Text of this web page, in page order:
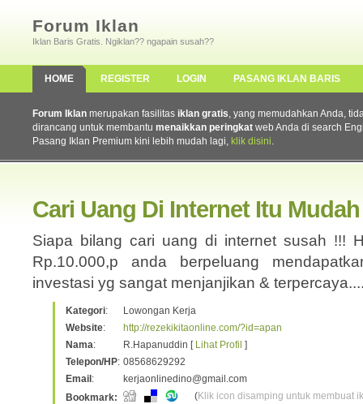
Forum Iklan
Iklan Baris Gratis. Ngiklan?? ngapain susah??
HOME REGISTER LOGIN PASANG IKLAN BARIS
Forum Iklan merupakan fasilitas iklan gratis, yang memudahkan Anda,
dirancang untuk membantu menaikkan peringkat web Anda di search
Pasang Iklan Premium kini lebih mudah lagi, klik disini.
Cari Uang Di Internet Itu
Siapa bilang cari uang di internet susah !!!
Rp.10.000,p anda berpeluang
investasi yg sangat menjanjikan &
Kategori:
Lowongan Kerja
Website:
http://rezekikitaonline.com/?id=apan
Nama: R.Hapanuddin [ Lihat Profil ]
Telepon/HP: 08568629292
Email :
kerjaonlinedino@gmail.com
Bookmark:
(Klik icon disamping untuk membuat